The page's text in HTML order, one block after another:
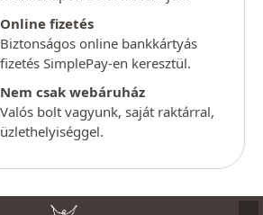
Online fizetés
Biztonságos online bankkártyás
fizetés SimplePay-en keresztül.
Nem csak webáruház
Valós bolt vagyunk, saját raktárral,
üzlethelyiséggel.